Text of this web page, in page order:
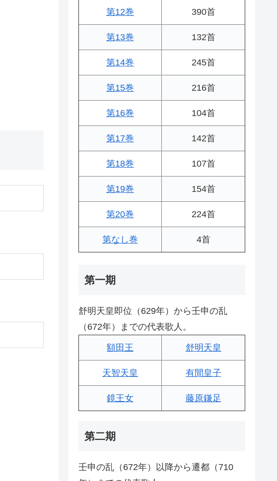
第12巻 390首
第13巻 132首
第14巻 245首
第15巻 216首
第16巻 104首
第17巻 142首
第18巻 107首
第19巻 154首
第20巻 224首
第なし巻 4首
第一期
舒明天皇即位（629年）から壬申の乱
（672年）までの代表歌人。
額田王 舒明天皇
天智天皇 有間皇子
鏡王女 藤原鎌足
第二期
壬申の乱（672年）以降から遷都（710